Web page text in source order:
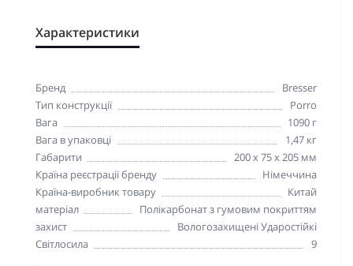
Характеристики
Бренд
Bresser
Тип конструкції
Porro
Вага
1090 г
Вага в упаковці
1,47 кг
Габарити
200 x 75 x 205 мм
Країна реєстрації бренду
Німеччина
Країна-виробник товару
Китай
матеріал
Полікарбонат з гумовим покриттям
захист
Вологозахищені Ударостійкі
Світлосила
9